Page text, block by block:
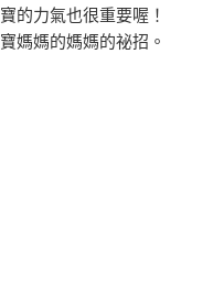
的力氣也很重要喔！
媽媽的媽媽的祕招。